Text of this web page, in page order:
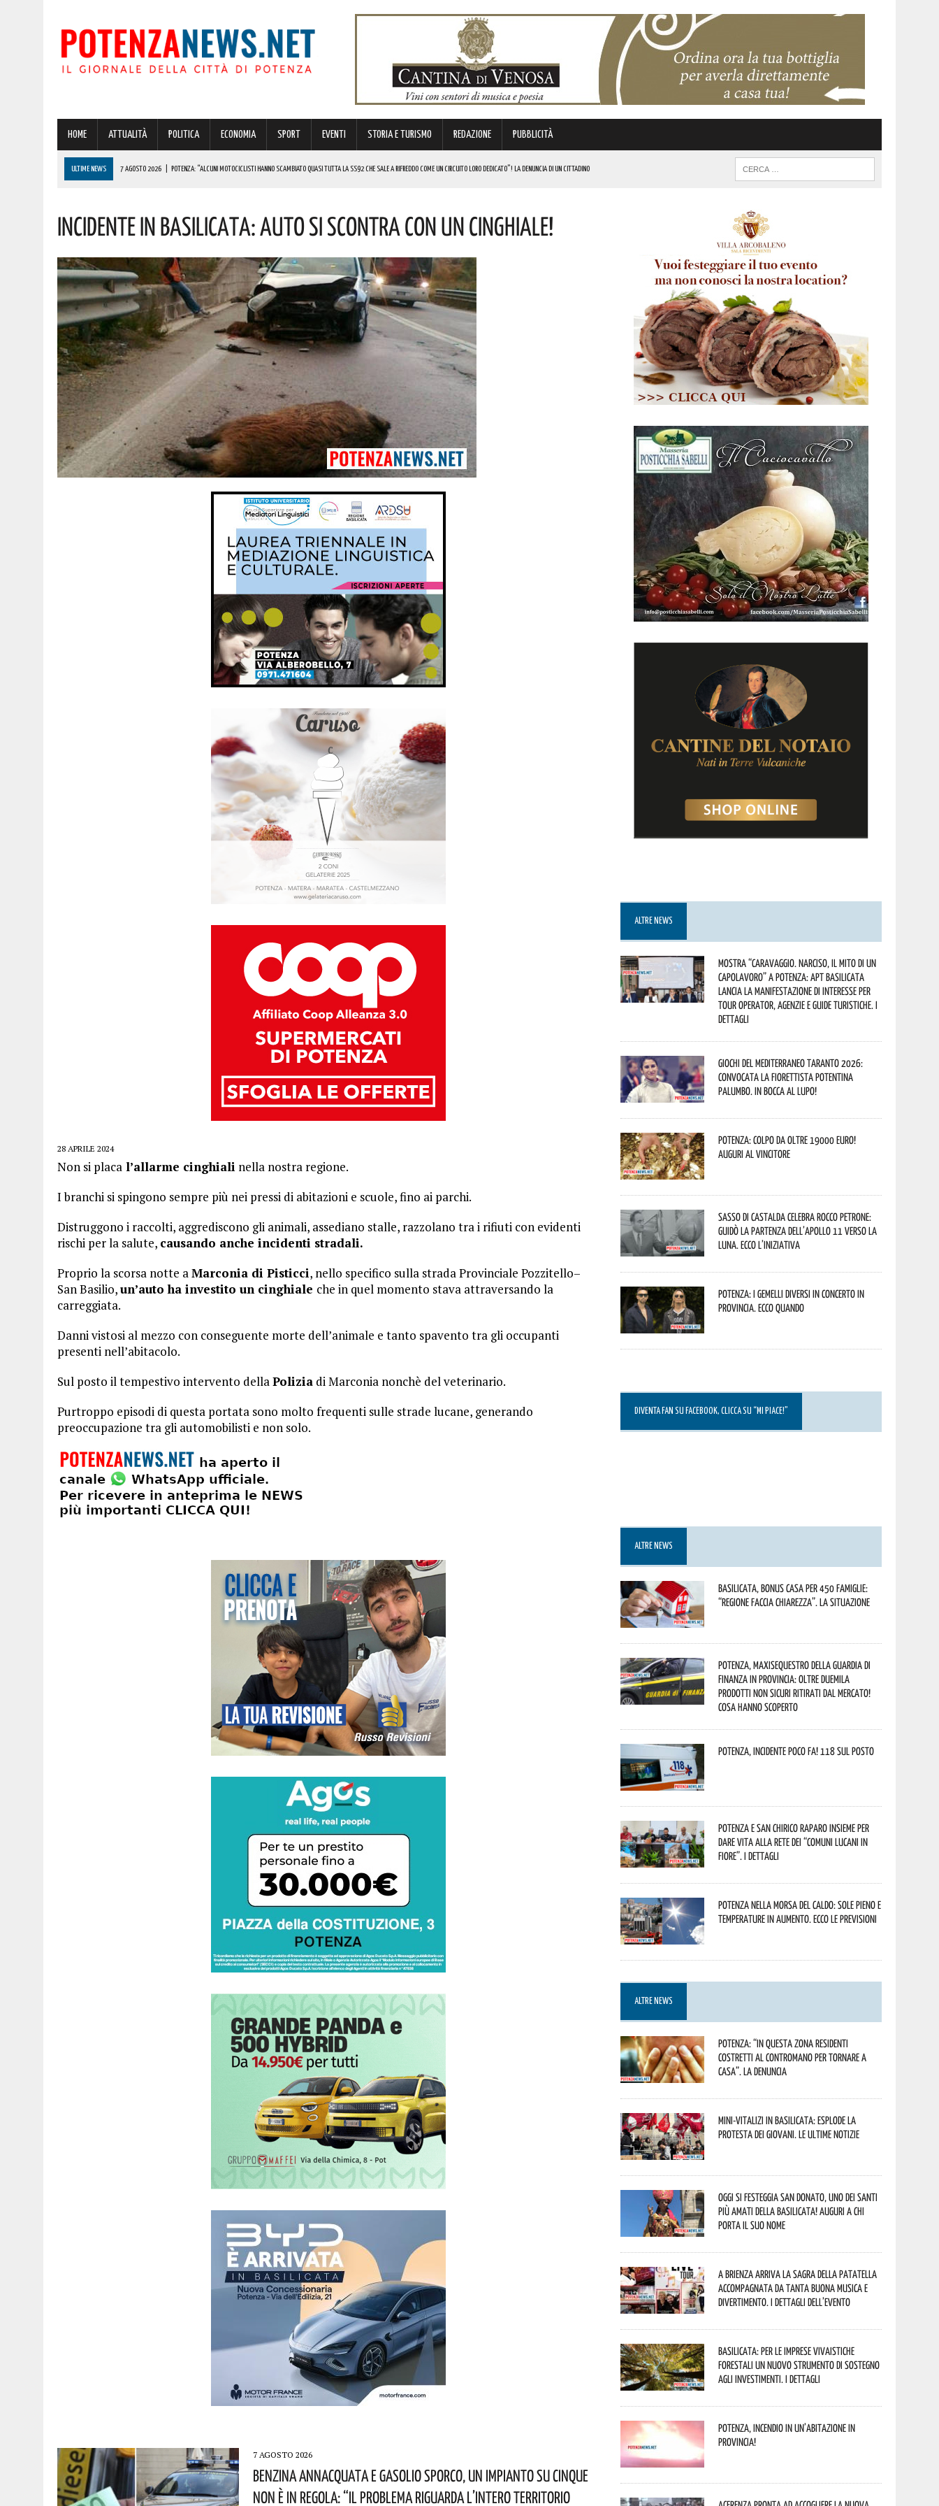
HOME ATTUALITÀ POLITICA ECONOMIA SPORT EVENTI STORIA E TURISMO REDAZIONE PUBBLICITÀ
ULTIME NEWS 7 AGOSTO 2026 POTENZA: “ALCUNI MOTOCICLISTI HANNO SCAMBIATO QUASI TUTTA LA SS92 CHE SALE A RIFREDDO COME UN CIRCUITO LORO DEDICATO”! LA DENUNCIA DI UN CITTADINO
7 AGOSTO 2026 | DALLA REGIONE VIA LIBERA ALLA REALIZZAZIONE A PICERNO E MELFI DI SISTEMI DI ACCUMULO DI ENERGIA ELETTRICA A BATTERIE. I DETTAGLI
7 AGOSTO 2026 BENZINA ANNACQUATA E GASOLIO SPORCO, UN IMPIANTO SU CINQUE NON È IN REGOLA: “IL PROBLEMA RIGUARDA L’INTERO TERRITORIO NAZIONALE”! I DETTAGLI
Incidente In Basilicata: Auto Si Scontra Con Un Cinghiale!
28 APRILE 2024
Non si placa l’allarme cinghiali nella nostra regione.
I branchi si spingono sempre più nei pressi di abitazioni e scuole, fino ai parchi.
Distruggono i raccolti, aggrediscono gli animali, assediano stalle, razzolano tra i rifiuti con evidenti
rischi per la salute, causando anche incidenti stradali.
Proprio la scorsa notte aMarconia di Pisticci, nello specifico sulla strada Provinciale Pozzitello–
San Basilio,un’auto ha investito un cinghiale che in quel momento stava attraversando la
carreggiata.
Danni vistosi al mezzo con conseguente morte dell’animale e tanto spavento tra gli occupanti
presenti nell’abitacolo.
Sul posto il tempestivo intervento dellaPolizia di Marconia nonchè del veterinario.
Purtroppo episodi di questa portata sono molto frequenti sulle strade lucane, generando
preoccupazione tra gli automobilisti e non solo.
7 AGOSTO 2026
Benzina Annacquata E Gasolio Sporco, Un Impianto Su Cinque
Non È In Regola: “il Problema Riguarda L’intero Territorio
ALTRE NEWS
Mostra “Caravaggio. Narciso, il mito di un
capolavoro” a Potenza: APT Basilicata
lancia la manifestazione di interesse per
Tour Operator, Agenzie e Guide Turistiche. I
dettagli
Giochi del Mediterraneo Taranto 2026:
convocata la fiorettista potentina
Palumbo. In bocca al lupo!
Potenza: colpo da oltre 19000 Euro!
Auguri al vincitore
Sasso di Castalda celebra Rocco Petrone:
guidò la partenza dell’Apollo 11 verso la
Luna. Ecco l’iniziativa
Potenza: i Gemelli DiVersi in concerto in
provincia. Ecco quando
DIVENTA FAN SU FACEBOOK, CLICCA SU “MI PIACE!”
ALTRE NEWS
Basilicata, Bonus casa per 450 famiglie:
“Regione faccia chiarezza”. La situazione
Potenza, maxisequestro della Guardia di
Finanza in provincia: oltre duemila
prodotti non sicuri ritirati dal mercato!
Cosa hanno scoperto
Potenza, incidente poco fa! 118 sul posto
Potenza e San Chirico Raparo insieme per
dare vita alla rete dei “Comuni Lucani in
Fiore”. I dettagli
Potenza nella morsa del caldo: sole pieno e
temperature in aumento. Ecco le previsioni
ALTRE NEWS
Potenza: “In questa zona residenti
costretti al contromano per tornare a
casa”. La denuncia
Mini-vitalizi in Basilicata: esplode la
protesta dei giovani. Le ultime notizie
Oggi si festeggia San Donato, uno dei Santi
più amati della Basilicata! Auguri a chi
porta il suo nome
A Brienza arriva la Sagra della Patatella
accompagnata da tanta buona musica e
divertimento. I dettagli dell’evento
Basilicata: per le imprese vivaistiche
forestali un nuovo strumento di sostegno
agli investimenti. I dettagli
Potenza, incendio in un’abitazione in
provincia!